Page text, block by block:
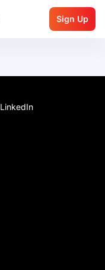
Sign Up
LinkedIn